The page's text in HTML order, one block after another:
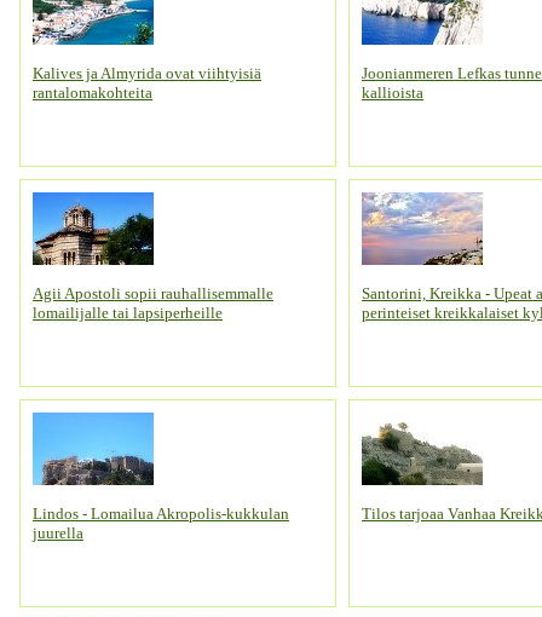
Kalives ja Almyrida ovat viihtyisiä
rantalomakohteita
Joonianmeren Lefkas
kallioista
Agii Apostoli sopii rauhallisemmalle
lomailijalle tai lapsiperheille
Santorini, Kreikka - Upeat
perinteiset kreikkalaiset
Lindos - Lomailua Akropolis-kukkulan
juurella
Tilos tarjoaa Vanhaa